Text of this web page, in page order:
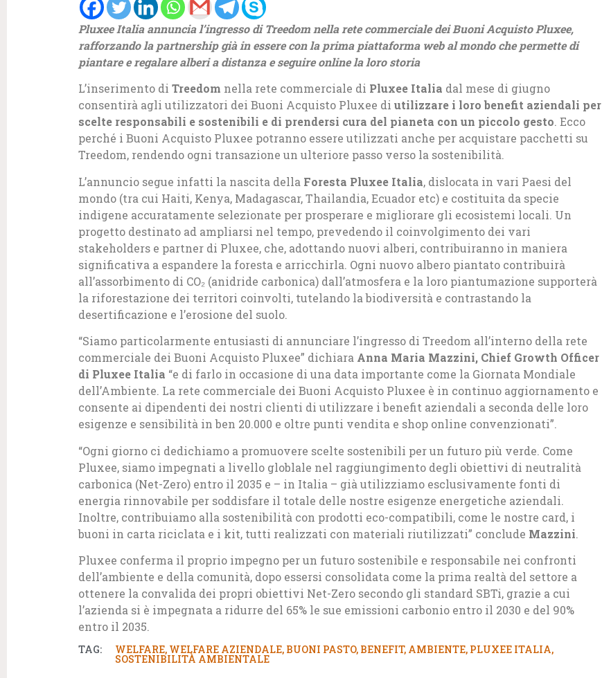
Pluxee Italia annuncia l’ingresso di Treedom nella rete commerciale dei Buoni Acquisto Pluxee,
rafforzando la partnership già in essere con la prima piattaforma web al mondo che permette di
piantare e regalare alberi a distanza e seguire online la loro storia
L’inserimento di Treedom nella rete commerciale di Pluxee Italia dal mese di giugno
consentirà agli utilizzatori dei Buoni Acquisto Pluxee di utilizzare i loro benefit aziendali per
scelte responsabili e sostenibili e di prendersi cura del pianeta con un piccolo gesto. Ecco
perché i Buoni Acquisto Pluxee potranno essere utilizzati anche per acquistare pacchetti su
Treedom, rendendo ogni transazione un ulteriore passo verso la sostenibilità.
L’annuncio segue infatti la nascita della Foresta Pluxee Italia, dislocata in vari Paesi del
mondo (tra cui Haiti, Kenya, Madagascar, Thailandia, Ecuador etc) e costituita da specie
indigene accuratamente selezionate per prosperare e migliorare gli ecosistemi locali. Un
progetto destinato ad ampliarsi nel tempo, prevedendo il coinvolgimento dei vari
stakeholders e partner di Pluxee, che, adottando nuovi alberi, contribuiranno in maniera
significativa a espandere la foresta e arricchirla. Ogni nuovo albero piantato contribuirà
all’assorbimento di CO₂ (anidride carbonica) dall’atmosfera e la loro piantumazione supporterà
la riforestazione dei territori coinvolti, tutelando la biodiversità e contrastando la
desertificazione e l’erosione del suolo.
“Siamo particolarmente entusiasti di annunciare l’ingresso di Treedom all’interno della rete
commerciale dei Buoni Acquisto Pluxee” dichiara Anna Maria Mazzini, Chief Growth Officer
di Pluxee Italia “e di farlo in occasione di una data importante come la Giornata Mondiale
dell’Ambiente. La rete commerciale dei Buoni Acquisto Pluxee è in continuo aggiornamento e
consente ai dipendenti dei nostri clienti di utilizzare i benefit aziendali a seconda delle loro
esigenze e sensibilità in ben 20.000 e oltre punti vendita e shop online convenzionati”.
“Ogni giorno ci dedichiamo a promuovere scelte sostenibili per un futuro più verde. Come
Pluxee, siamo impegnati a livello globlale nel raggiungimento degli obiettivi di neutralità
carbonica (Net-Zero) entro il 2035 e – in Italia – già utilizziamo esclusivamente fonti di
energia rinnovabile per soddisfare il totale delle nostre esigenze energetiche aziendali.
Inoltre, contribuiamo alla sostenibilità con prodotti eco-compatibili, come le nostre card, i
buoni in carta riciclata e i kit, tutti realizzati con materiali riutilizzati” conclude Mazzini.
Pluxee conferma il proprio impegno per un futuro sostenibile e responsabile nei confronti
dell’ambiente e della comunità, dopo essersi consolidata come la prima realtà del settore a
ottenere la convalida dei propri obiettivi Net-Zero secondo gli standard SBTi, grazie a cui
l’azienda si è impegnata a ridurre del 65% le sue emissioni carbonio entro il 2030 e del 90%
entro il 2035.
TAG: WELFARE, WELFARE AZIENDALE, BUONI PASTO, BENEFIT, AMBIENTE, PLUXEE ITALIA,
SOSTENIBILITÀ AMBIENTALE